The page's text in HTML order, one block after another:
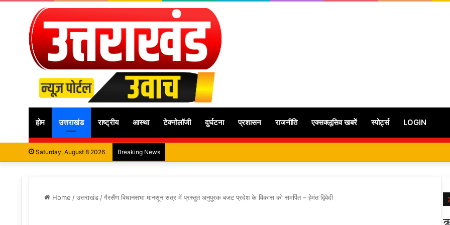
होम उत्तराखंड राष्ट्रीय आस्था टेक्नोलॉजी दुर्घटना प्रशासन राजनीति एक्सक्लूसिव खबरें स्पोर्ट्स LOGIN
Saturday, August 8 2026 Breaking News
Home /उत्तराखंड /गैरसैंण विधानसभा मानसून सत्र में प्रस्तुत अनुपूरक बजट प्रदेश के विकास को समर्पित – हेमंत द्विवेदी